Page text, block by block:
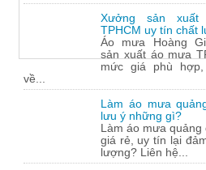
Xưởng sản
TPHCM uy tín chất
Áo mưa Hoàng
sản xuất áo mưa
mức giá phù
về...
Làm áo mưa
lưu ý những gì?
Làm áo mưa quảng
giá rẻ, uy tín lại
lượng? Liên hệ...